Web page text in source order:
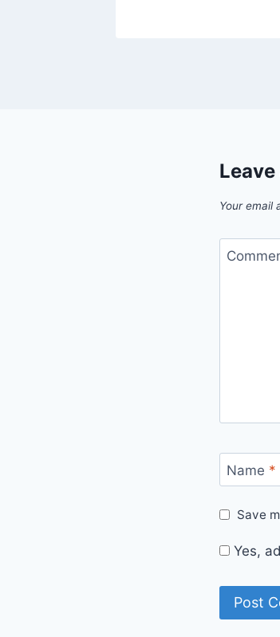
Your email
Name *
Save
Yes,